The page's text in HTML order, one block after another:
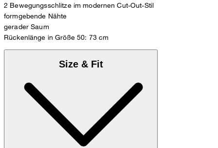
2 Bewegungsschlitze im modernen Cut-Out-Stil
formgebende Nähte
gerader Saum
Rückenlänge in Größe 50: 73 cm
Size & Fit